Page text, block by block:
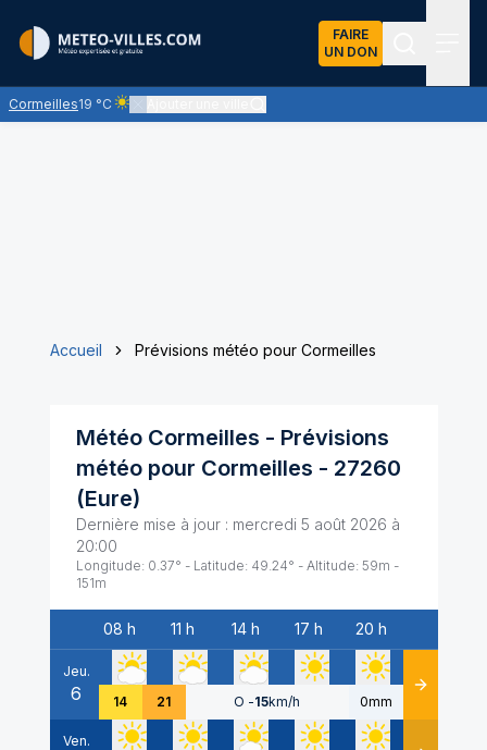
FAIRE
UN DON
Cormeilles19 °C
Ciel clair - quasiment pas de nuages et un soleil
Accueil Prévisions météo pour Cormeilles
Météo Cormeilles - Prévisions
météo pour Cormeilles - 27260
(Eure)
Dernière mise à jour : mercredi 5 août 2026 à
20:00
Longitude: 0.37° - Latitude: 49.24° - Altitude: 59m -
151m
Date
08 h 11 h 14 h 17 h 20 h
Jeu.
6 14 21 O -15km/h 0mm Détails
Ven.